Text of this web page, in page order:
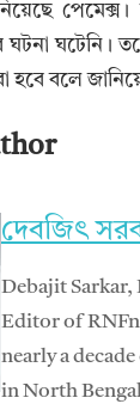
ঘটনা ঘটেনি।
হবে বলে
দেবজিৎ
Debajit Sarkar,
Editor of
nearly a
in North